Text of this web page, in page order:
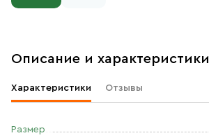
Описание и характеристики
Характеристики Отзывы
Размер